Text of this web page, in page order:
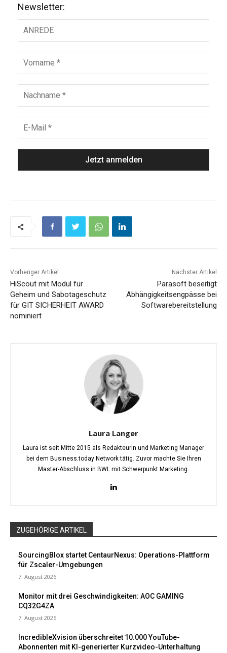
Newsletter:
Vorheriger Artikel
HiScout mit Modul für
Geheim und Sabotageschutz
für GIT SICHERHEIT AWARD
nominiert
Nächster Artikel
Parasoft beseitigt
Abhängigkeitsengpässe bei
Softwarebereitstellung
Laura Langer
Laura ist seit Mitte 2015 als Redakteurin und Marketing Manager
bei dem Business.today Network tätig. Zuvor machte Sie Ihren
Master-Abschluss in BWL mit Schwerpunkt Marketing.
ZUGEHÖRIGE ARTIKEL
SourcingBlox startet CentaurNexus: Operations-Plattform
für Zscaler-Umgebungen
7. August 2026
Monitor mit drei Geschwindigkeiten: AOC GAMING
CQ32G4ZA
7. August 2026
IncredibleXvision überschreitet 10.000 YouTube-
Abonnenten mit KI-generierter Kurzvideo-Unterhaltung